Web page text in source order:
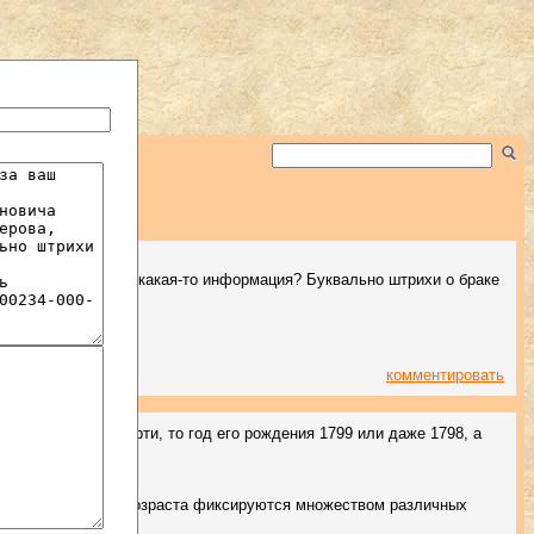
есть ли у вас какая-то информация? Буквально штрихи о браке
000-30-0
комментировать
о смерти, то год его рождения 1799 или даже 1798, а
Данные возраста фиксируются множеством различных